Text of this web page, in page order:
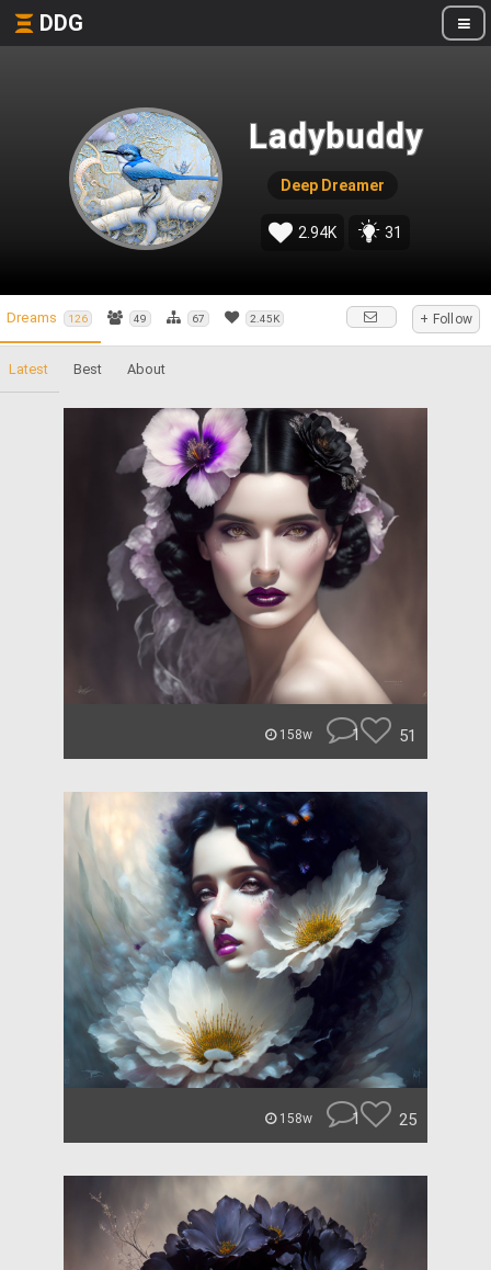
DDG
Ladybuddy
Deep Dreamer
2.94K 31
Dreams 126 49 67 2.45K + Follow
Latest Best About
158w 1 51
158w 1 25